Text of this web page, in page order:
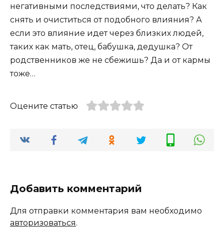
негативными последствиями, что делать? Как
снять и очиститься от подобного влияния? А
если это влияние идет через близких людей,
таких как мать, отец, бабушка, дедушка? От
родственников же не сбежишь? Да и от кармы
тоже…
Оцените статью
Добавить комментарий
Для отправки комментария вам необходимо
авторизоваться.